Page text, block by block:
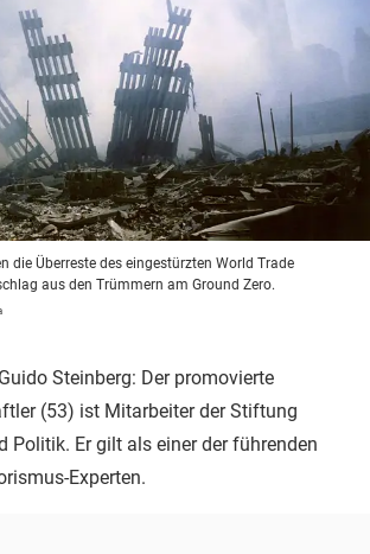
die Überreste des eingestürzten World Trade
aus den Trümmern am Ground Zero.
Steinberg: Der promovierte
(53) ist Mitarbeiter der Stiftung
Politik. Er gilt als einer der führenden
Experten.